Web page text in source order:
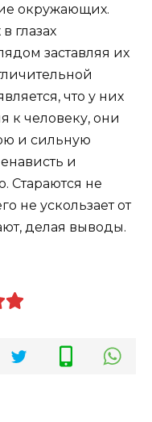
окружающих.
глазах
заставляя их
что у них
к человеку, они
и сильную
и
Стараются не
не ускользает от
делая выводы.